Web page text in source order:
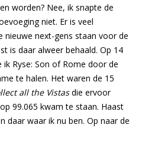
worden? Nee, ik snapte de
niet. Er is veel
nieuwe next-gens staan voor de
is daar alweer behaald. Op 14
Ryse: Son of Rome door de
te halen. Het waren de 15
all the Vistasdie ervoor
99.065 kwam te staan. Haast
daar waar ik nu ben. Op naar de